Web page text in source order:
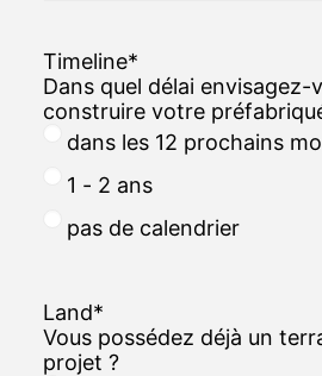
Timeline*
Dans quel délai envisagez-
construire votre
dans les 12 prochains
1 - 2 ans
pas de calendrier
Land*
Vous possédez déjà un
projet ?